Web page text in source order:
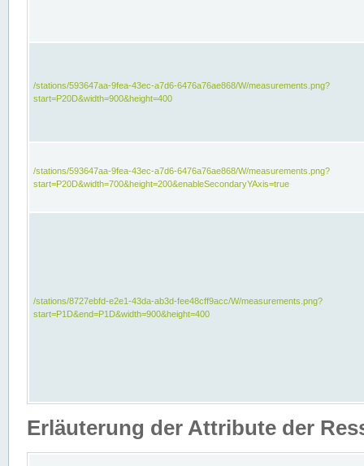
/stations/593647aa-9fea-43ec-a7d6-6476a76ae868/W/measurements.png?
start=P20D&width=900&height=400
/stations/593647aa-9fea-43ec-a7d6-6476a76ae868/W/measurements.png?
start=P20D&width=700&height=200&enableSecondaryYAxis=true
/stations/8727ebfd-e2e1-43da-ab3d-fee48cff9acc/W/measurements.png?
start=P1D&end=P1D&width=900&height=400
Erläuterung der Attribute der